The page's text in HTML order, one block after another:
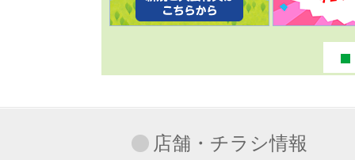
店舗・チラシ情報